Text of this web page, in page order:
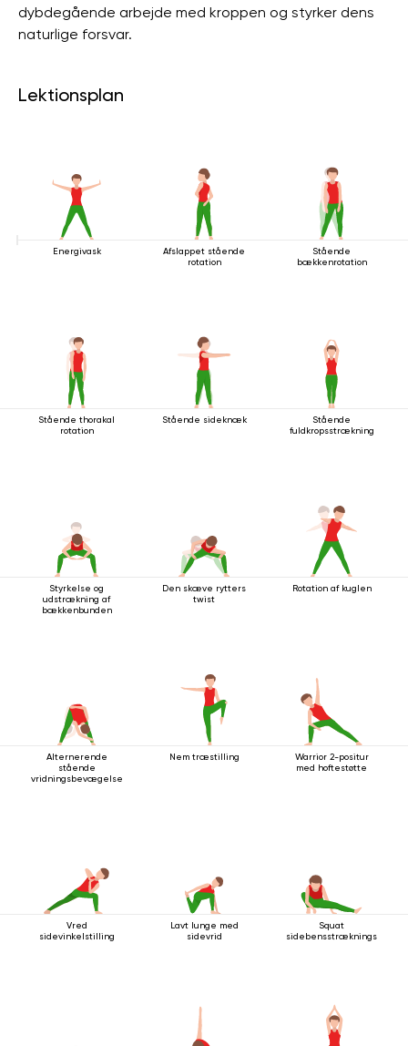
dybdegående arbejde med kroppen og styrker dens
naturlige forsvar.
Lektionsplan
Energivask
Afslappet stående
rotation
Stående
bækkenrotation
Stående thorakal
rotation
Stående sideknæk
Stående
fuldkropsstrækning
Styrkelse og
udstrækning af
bækkenbunden
Den skæve rytters
twist
Rotation af kuglen
Alternerende
stående
vridningsbevægelse
Nem træstilling
Warrior 2-positur
med hoftestøtte
Vred
sidevinkelstilling
Lavt lunge med
sidevrid
Squat
sidebensstrækningsstilling